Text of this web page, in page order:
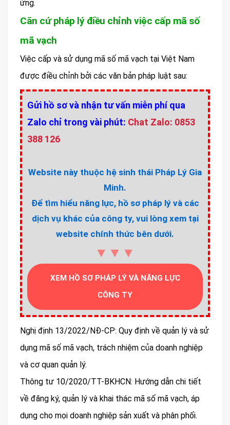
ứng.
Căn cứ pháp lý điều chỉnh việc cấp mã số
mã vạch
Việc cấp và sử dụng mã số mã vạch tại Việt Nam
được điều chỉnh bởi các văn bản pháp luật sau:
Gửi hồ sơ và nhận tư vấn miễn phí qua
Zalo chỉ trong vài phút: Chat Zalo: 0853
388 126
Website này thuộc hệ sinh thái Pháp Lý Gia
Minh.
Để tìm hiểu năng lực, hồ sơ pháp lý và các
dịch vụ khác của công ty, vui lòng xem tại
website chính thức bên dưới.
▼▼▼
XEM HỒ SƠ PHÁP LÝ VÀ NĂNG LỰC
CÔNG TY
Nghị định 13/2022/NĐ-CP: Quy định về quản lý và sử
dụng mã số mã vạch, trách nhiệm của doanh nghiệp
và cơ quan quản lý.
Thông tư 10/2020/TT-BKHCN: Hướng dẫn chi tiết
về đăng ký, quản lý và khai thác mã số mã vạch, áp
dụng cho mọi doanh nghiệp sản xuất và phân phối.